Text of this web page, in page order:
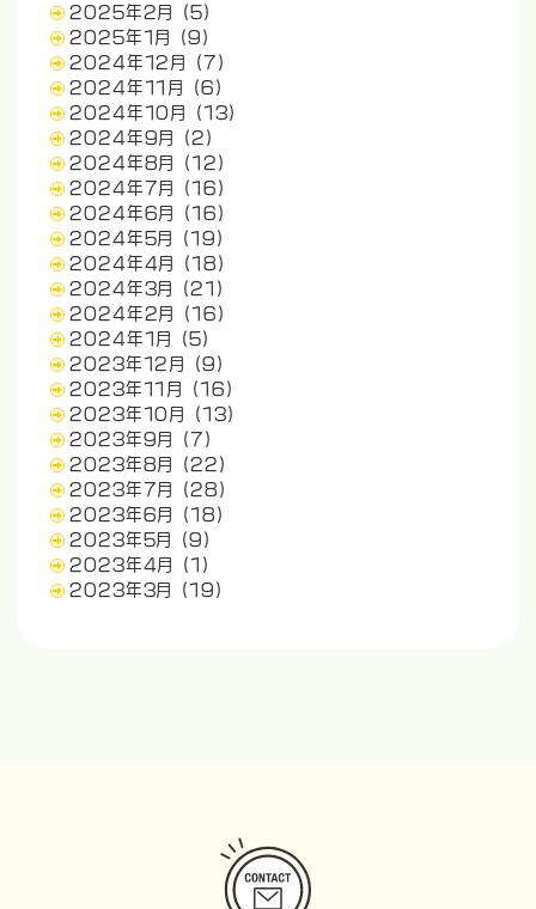
2025年2月
(5)
2025年1月
(9)
2024年12月
(7)
2024年11月
(6)
2024年10月
(13)
2024年9月
(2)
2024年8月
(12)
2024年7月
(16)
2024年6月
(16)
2024年5月
(19)
2024年4月
(18)
2024年3月
(21)
2024年2月
(16)
2024年1月
(5)
2023年12月
(9)
2023年11月
(16)
2023年10月
(13)
2023年9月
(7)
2023年8月
(22)
2023年7月
(28)
2023年6月
(18)
2023年5月
(9)
2023年4月
(1)
2023年3月
(19)